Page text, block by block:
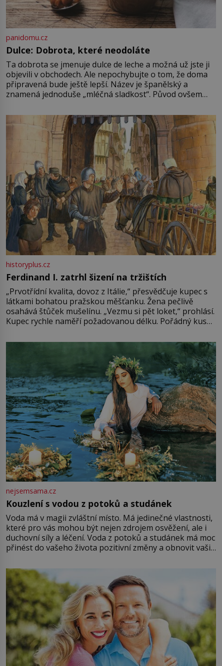
panidomu.cz
Dulce: Dobrota, které neodoláte
Ta dobrota se jmenuje dulce de leche a možná už jste ji
objevili v obchodech. Ale nepochybujte o tom, že doma
připravená bude ještě lepší. Název je španělský a
znamená jednoduše „mléčná sladkost“. Původ ovšem
pře hned několik latinskoamerických zemí a k tomu
Francie, kde se traduje,
historyplus.cz
Ferdinand I. zatrhl šizení na tržištích
„Prvotřídní kvalita, dovoz z Itálie,“ přesvědčuje kupec s
látkami bohatou pražskou měšťanku. Žena pečlivě
osahává štůček mušelínu. „Vezmu si pět loket,“ prohlásí.
Kupec rychle naměří požadovanou délku. Pořádný kus
milostpaní. Stačí jenom na sukni,“ zhodnotí švadlena
množství růžového mušelínu. „Ošidili vás, podívejte.“
Vezme do ruky dřevěnou
nejsemsama.cz
Kouzlení s vodou z potoků a studánek
Voda má v magii zvláštní místo. Má jedinečné vlastnosti,
které pro vás mohou být nejen zdrojem osvěžení, ale i
duchovní síly a léčení. Voda z potoků a studánek má moc
přinést do vašeho života pozitivní změny a obnovit vaši
můžete obohatit své rituály a přinést do svého života
větší harmonii a klid. Je důležité